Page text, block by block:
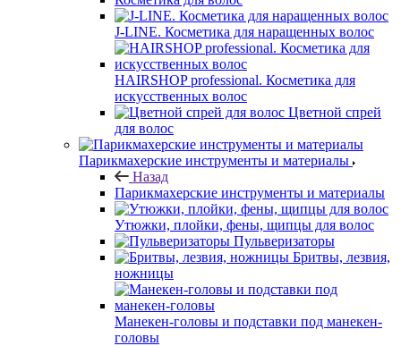
J-LINE. Косметика для наращенных волос
HAIRSHOP professional. Косметика для
искусственных волос
Цветной спрей
для волос
Парикмахерские инструменты и материалы
Назад
Парикмахерские инструменты и материалы
Утюжки, плойки, фены, щипцы для волос
Пульверизаторы
Бритвы, лезвия,
ножницы
Манекен-головы и подставки под манекен-
головы